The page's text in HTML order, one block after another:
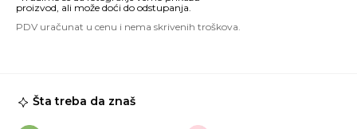
Šta treba da znaš